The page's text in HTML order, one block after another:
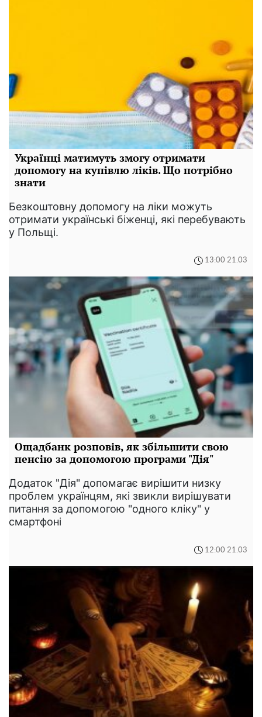
Українці матимуть змогу отримати
допомогу на купівлю ліків. Що потрібно
знати
Безкоштовну допомогу на ліки можуть
отримати українські біженці, які перебувають
у Польщі.
13:00 21.03
Ощадбанк розповів, як збільшити свою
пенсію за допомогою програми "Дія"
Додаток "Дія" допомагає вирішити низку
проблем українцям, які звикли вирішувати
питання за допомогою "одного кліку" у
смартфоні
12:00 21.03